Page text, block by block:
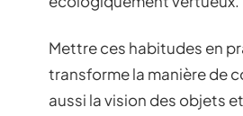
Mettre ces habitudes en
transforme la manière de
aussi la vision des objets